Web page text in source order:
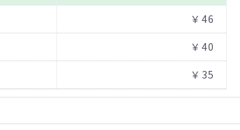
￥46
￥40
￥35